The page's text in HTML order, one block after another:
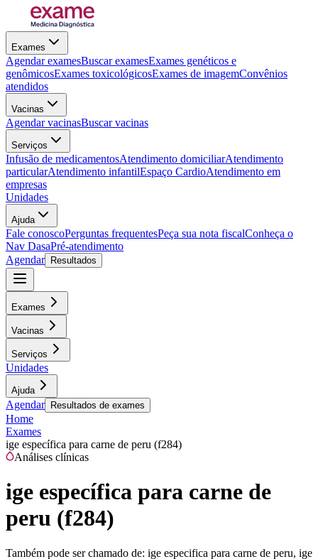
Exames
Agendar examesBuscar examesExames genéticos e
genômicosExames toxicológicosExames de imagemConvênios
atendidos
Vacinas
Agendar vacinasBuscar vacinas
Serviços
Infusão de medicamentosAtendimento domiciliarAtendimento
particularAtendimento infantilEspaço CardioAtendimento em
empresas
Unidades
Ajuda
Fale conoscoPerguntas frequentesPeça sua nota fiscalConheça o
Nav DasaPré-atendimento
Agendar
Resultados
Exames
Vacinas
Serviços
Unidades
Ajuda
Agendar Resultados de exames
Home
Exames
ige específica para carne de peru (f284)
Análises clínicas
ige específica para carne de
peru (f284)
Também pode ser chamado de: ige especifica para carne de peru, ige